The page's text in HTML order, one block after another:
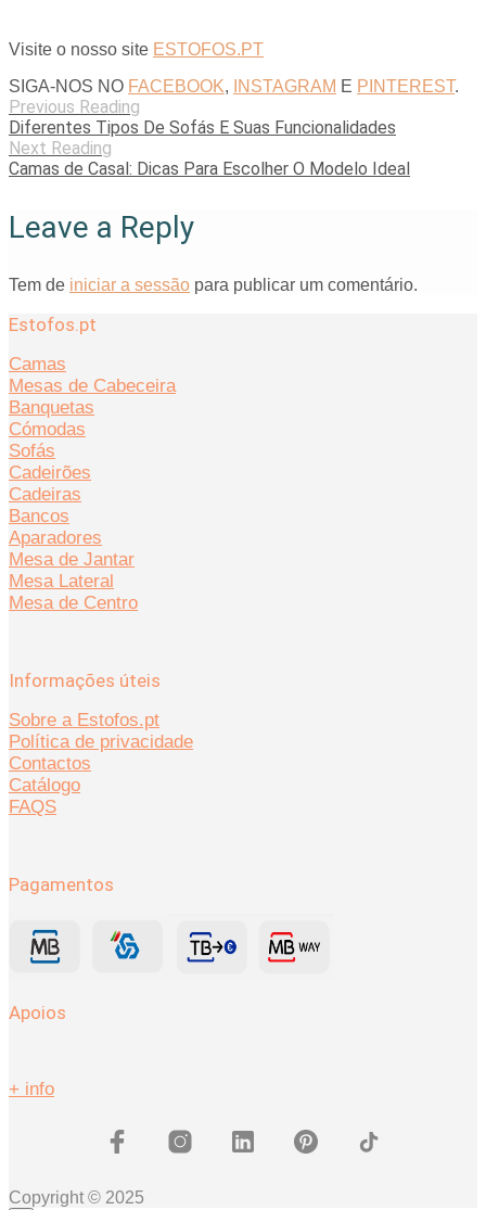
Visite o nosso site ESTOFOS.PT
SIGA-NOS NO FACEBOOK, INSTAGRAM E PINTEREST.
Previous Reading
Diferentes Tipos De Sofás E Suas Funcionalidades
Next Reading
Camas de Casal: Dicas Para Escolher O Modelo Ideal
Leave a Reply
Tem de iniciar a sessão para publicar um comentário.
Estofos.pt
Camas
Mesas de Cabeceira
Banquetas
Cómodas
Sofás
Cadeirões
Cadeiras
Bancos
Aparadores
Mesa de Jantar
Mesa Lateral
Mesa de Centro
Informações úteis
Sobre a Estofos.pt
Política de privacidade
Contactos
Catálogo
FAQS
Pagamentos
Apoios
+ info
Copyright © 2025